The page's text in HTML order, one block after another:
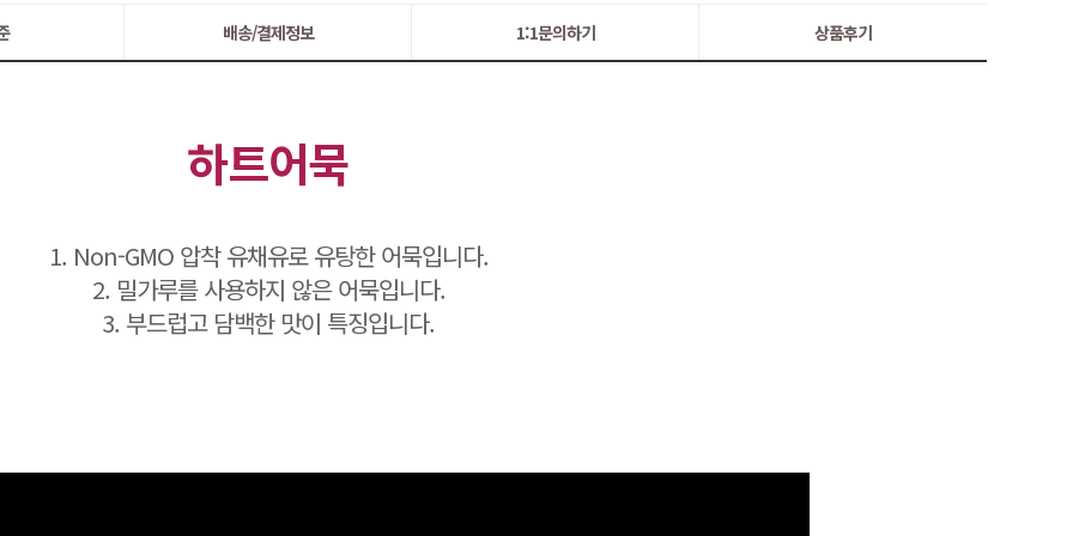
배송/결제정보 1:1문의하기 상품후기
하트어묵
1. Non-GMO 압착 유채유로 유탕한 어묵입니다.
2. 밀가루를 사용하지 않은 어묵입니다.
3. 부드럽고 담백한 맛이 특징입니다.